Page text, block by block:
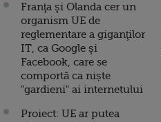
Franţa şi Olanda cer un
organism UE de
reglementare a giganţilor
IT, ca Google şi
Facebook, care se
comportă ca niște
"gardieni" ai internetului
Proiect: UE ar putea